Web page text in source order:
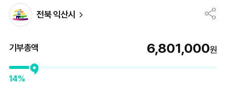
전북 익산시
기부총액 6,801,000원
14%